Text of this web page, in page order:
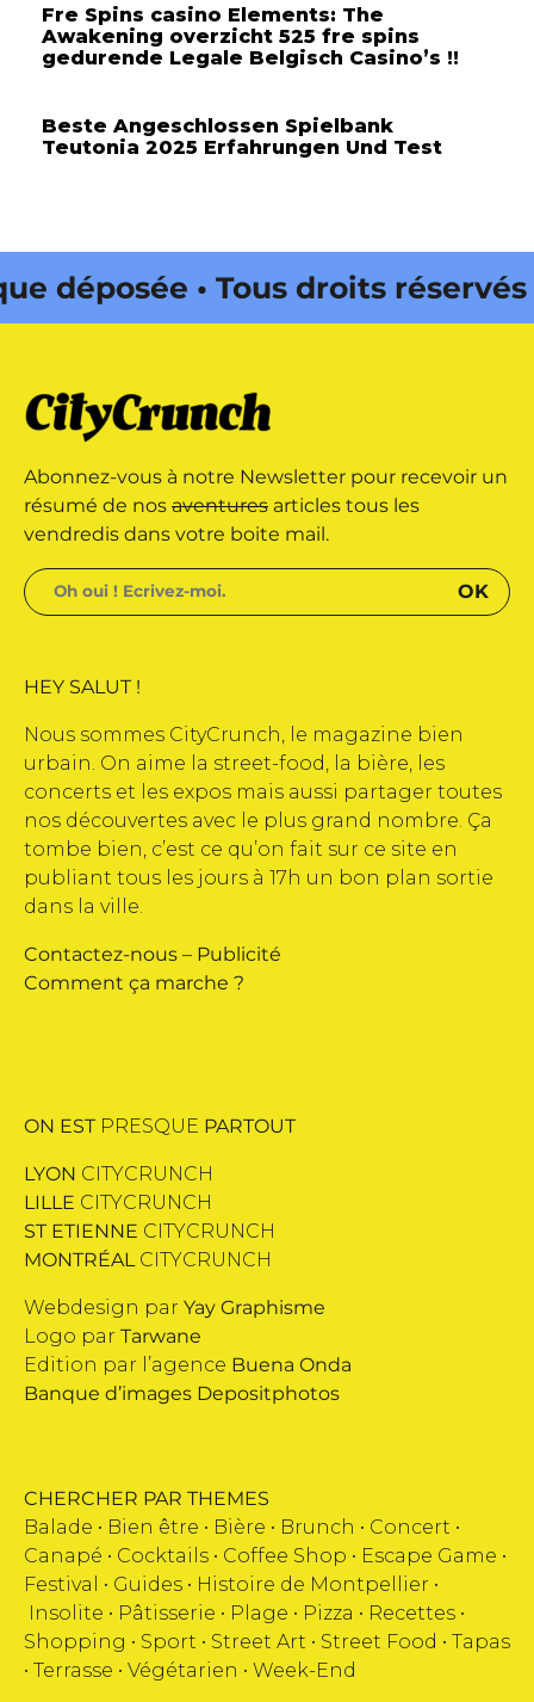
Fre Spins casino Elements: The
Awakening overzicht 525 fre spins
gedurende Legale Belgisch Casino’s !!
Beste Angeschlossen Spielbank
Teutonia 2025 Erfahrungen Und Test
• Tous droits réservés •
réservés • Magazine édité par
Abonnez-vous à notre Newsletter pour recevoir un
résumé de nos aventures articles tous les
vendredis dans votre boite mail.
HEY SALUT !
Nous sommes CityCrunch, le magazine bien
urbain. On aime la street-food, la bière, les
concerts et les expos mais aussi partager toutes
nos découvertes avec le plus grand nombre. Ça
tombe bien, c’est ce qu’on fait sur ce site en
publiant tous les jours à 17h un bon plan sortie
dans la ville.
Contactez-nous – Publicité
Comment ça marche ?
ON EST PRESQUE PARTOUT
LYON CITYCRUNCH
LILLE CITYCRUNCH
ST ETIENNE CITYCRUNCH
MONTRÉALCITYCRUNCH
Webdesign par Yay Graphisme
Logo par Tarwane
Edition par l’agence Buena Onda
Banque d’images Depositphotos
CHERCHER PAR THEMES
Balade • Bien être • Bière • Brunch • Concert •
Canapé • Cocktails • Coffee Shop • Escape Game •
Festival
• Guides • Histoire de Montpellier •
Insolite • Pâtisserie • Plage • Pizza • Recettes •
Shopping • Sport • Street Art • Street Food • Tapas
• Terrasse • Végétarien • Week-End